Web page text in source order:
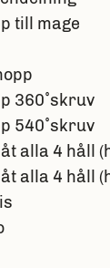
till mage
360˚skruv
540˚skruv
alla 4 håll
alla 4 håll